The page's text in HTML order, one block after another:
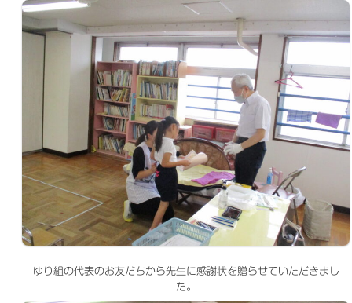
ゆり組の代表のお友だちから先生に感謝状を贈らせていただきまし
た。